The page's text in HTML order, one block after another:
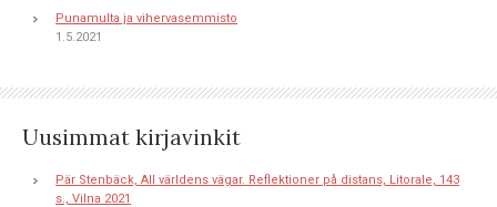
Punamulta ja vihervasemmisto
1.5.2021
Uusimmat kirjavinkit
Pär Stenbäck, All världens vägar. Reflektioner på distans, Litorale, 143
s., Vilna 2021